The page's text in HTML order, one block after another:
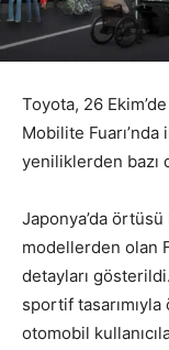
Toyota, 26
Mobilite
yeniliklerden bazı
Japonya’da
modellerden olan
detayları
sportif
otomobil